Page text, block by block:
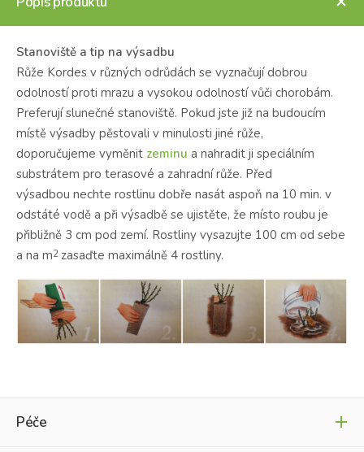
Stanoviště a tip na výsadbu
Růže Kordes v různých odrůdách se vyznačují dobrou
odolností proti mrazu a vysokou odolností vůči chorobám.
Preferují slunečné stanoviště. Pokud jste již na budoucím
místě výsadby pěstovali v minulosti jiné růže,
doporučujeme vyměnit zeminu a nahradit ji speciálním
substrátem pro terasové a zahradní růže. Před
výsadbou nechte rostlinu dobře nasát aspoň na 10 min. v
odstáté vodě a při výsadbě se ujistěte, že místo roubu je
přibližně 3 cm pod zemí. Rostliny vysazujte 100 cm od sebe
a na m2 zasaďte maximálně 4 rostliny.
Péče